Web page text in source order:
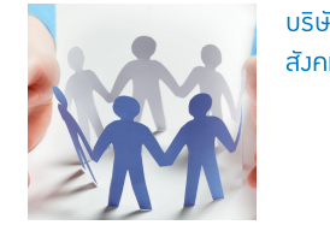
บริ
สัง